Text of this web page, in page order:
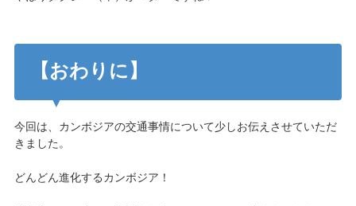
【おわりに】
今回は、カンボジアの交通事情について少しお伝えさせていただ
きました。
どんどん進化するカンボジア！